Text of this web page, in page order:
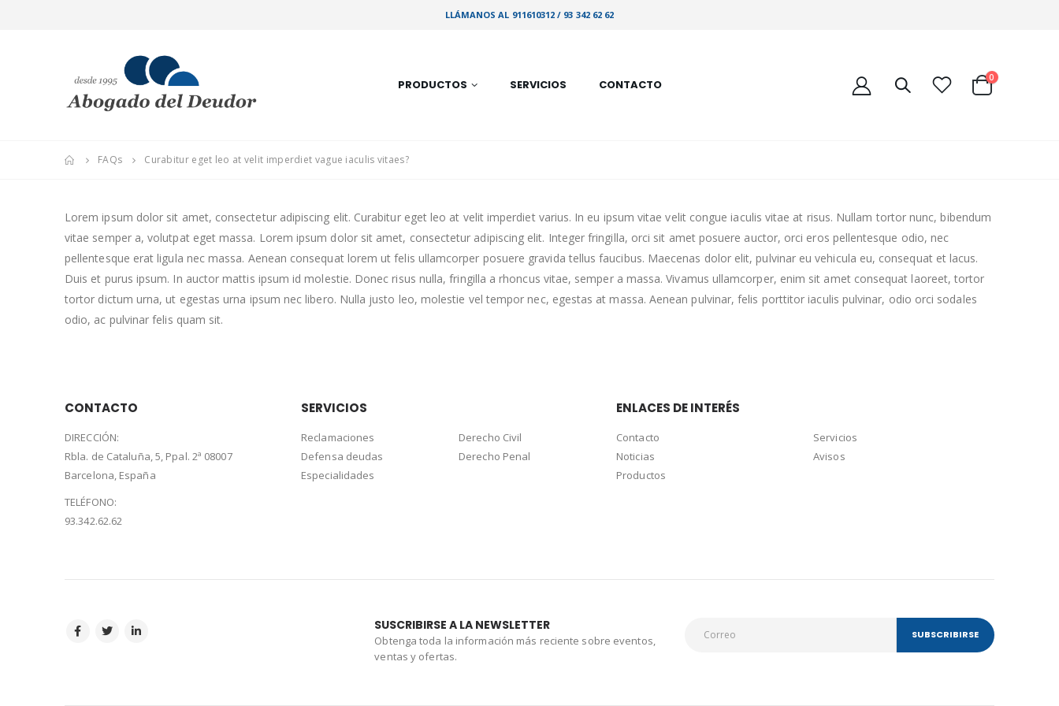
LLÁMANOS AL 911610312 / 93 342 62 62
PRODUCTOS SERVICIOS CONTACTO 0
FAQs Curabitur eget leo at velit imperdiet vague iaculis vitaes?
Lorem ipsum dolor sit amet, consectetur adipiscing elit. Curabitur eget leo at velit imperdiet varius. In eu ipsum vitae velit congue iaculis vitae at risus. Nullam tortor nunc, bibendum
vitae semper a, volutpat eget massa. Lorem ipsum dolor sit amet, consectetur adipiscing elit. Integer fringilla, orci sit amet posuere auctor, orci eros pellentesque odio, nec
pellentesque erat ligula nec massa. Aenean consequat lorem ut felis ullamcorper posuere gravida tellus faucibus. Maecenas dolor elit, pulvinar eu vehicula eu, consequat et lacus.
Duis et purus ipsum. In auctor mattis ipsum id molestie. Donec risus nulla, fringilla a rhoncus vitae, semper a massa. Vivamus ullamcorper, enim sit amet consequat laoreet, tortor
tortor dictum urna, ut egestas urna ipsum nec libero. Nulla justo leo, molestie vel tempor nec, egestas at massa. Aenean pulvinar, felis porttitor iaculis pulvinar, odio orci sodales
odio, ac pulvinar felis quam sit.
CONTACTO
DIRECCIÓN:
Rbla. de Cataluña, 5, Ppal. 2ª 08007
Barcelona, España
TELÉFONO:
93.342.62.62
SERVICIOS
Reclamaciones
Defensa deudas
Especialidades
Derecho Civil
Derecho Penal
ENLACES DE INTERÉS
Contacto
Noticias
Productos
Servicios
Avisos
SUSCRIBIRSE A LA NEWSLETTER
Obtenga toda la información más reciente sobre eventos,
ventas y ofertas.